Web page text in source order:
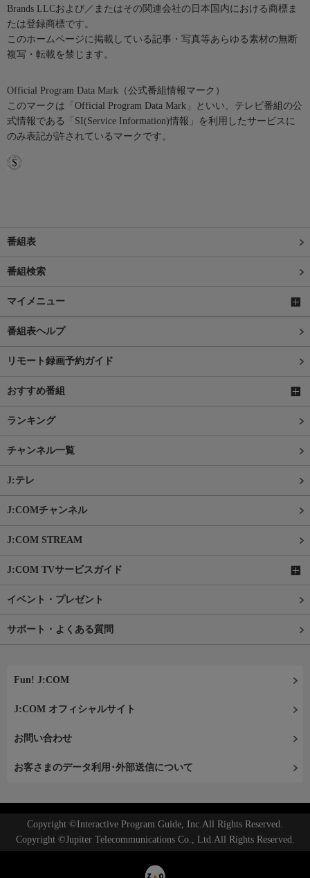
Brands LLCおよび／またはその関連会社の日本国内における商標ま
たは登録商標です。
このホームページに掲載している記事・写真等あらゆる素材の無断
複写・転載を禁じます。
Official Program Data Mark（公式番組情報マーク）
このマークは「Official Program Data Mark」といい、テレビ番組の公
式情報である「SI(Service Information)情報」を利用したサービスに
のみ表記が許されているマークです。
番組表
番組検索
マイメニュー
番組表ヘルプ
リモート録画予約ガイド
おすすめ番組
ランキング
チャンネル一覧
J:テレ
J:COMチャンネル
J:COM STREAM
J:COM TVサービスガイド
イベント・プレゼント
サポート・よくある質問
Fun! J:COM
J:COM オフィシャルサイト
お問い合わせ
お客さまのデータ利用･外部送信について
Copyright ©Interactive Program Guide, Inc.All Rights Reserved.
Copyright ©Jupiter Telecommunications Co., Ltd.All Rights Reserved.